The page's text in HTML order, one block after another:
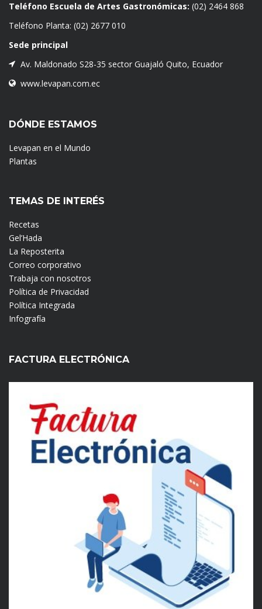
Teléfono Escuela de Artes Gastronómicas: (02) 2464 868
Teléfono Planta: (02) 2677 010
Sede principal
Av. Maldonado S28-35 sector Guajaló Quito, Ecuador
www.levapan.com.ec
DÓNDE ESTAMOS
Levapan en el Mundo
Plantas
TEMAS DE INTERÉS
Recetas
Gel’Hada
La Reposterita
Correo corporativo
Trabaja con nosotros
Política de Privacidad
Política Integrada
Infografía
FACTURA ELECTRÓNICA